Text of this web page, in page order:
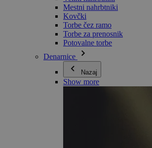
Mestni nahrbtniki
Kovčki
Torbe čez ramo
Torbe za prenosnik
Potovalne torbe
Denarnice
Nazaj
Show more